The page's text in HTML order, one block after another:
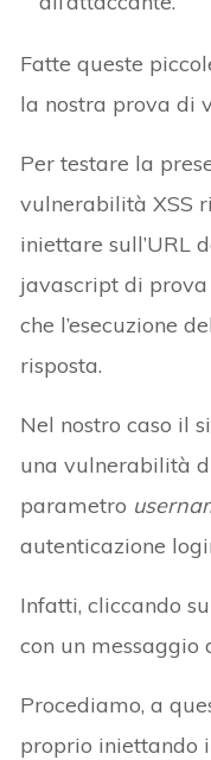
Fatte queste
la nostra prova di
Per testare la
vulnerabilità XSS
iniettare sull’URL
javascript di
che l’esecuzione
risposta.
Nel nostro caso il
una vulnerabilità
parametro
autenticazione
Infatti, cliccando
con un messaggio
Procediamo, a
proprio iniettando